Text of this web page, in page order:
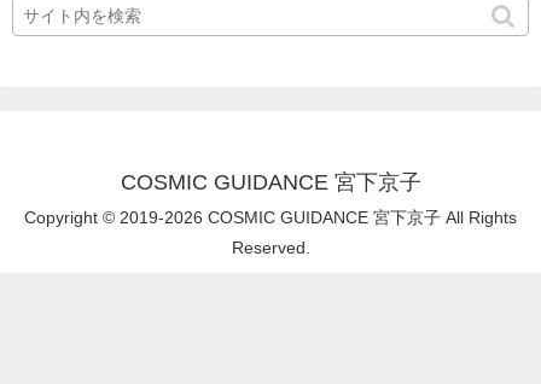
COSMIC GUIDANCE 宮下京子
Copyright © 2019-2026 COSMIC GUIDANCE 宮下京子 All Rights
Reserved.